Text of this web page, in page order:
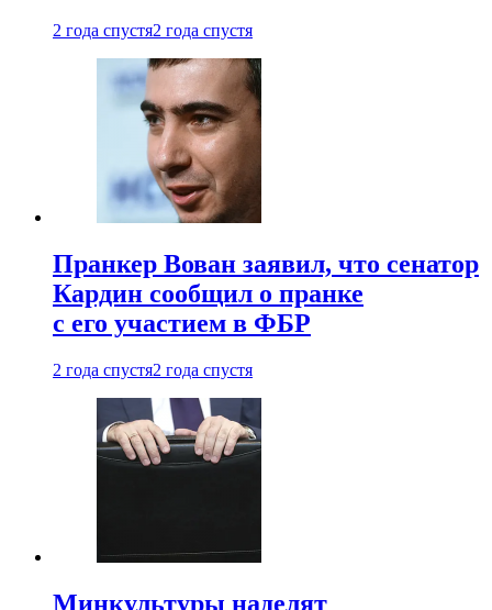
2 года спустя2 года спустя
Пранкер Вован заявил, что сенатор
Кардин сообщил о пранке
с его участием в ФБР
2 года спустя2 года спустя
Минкультуры наделят